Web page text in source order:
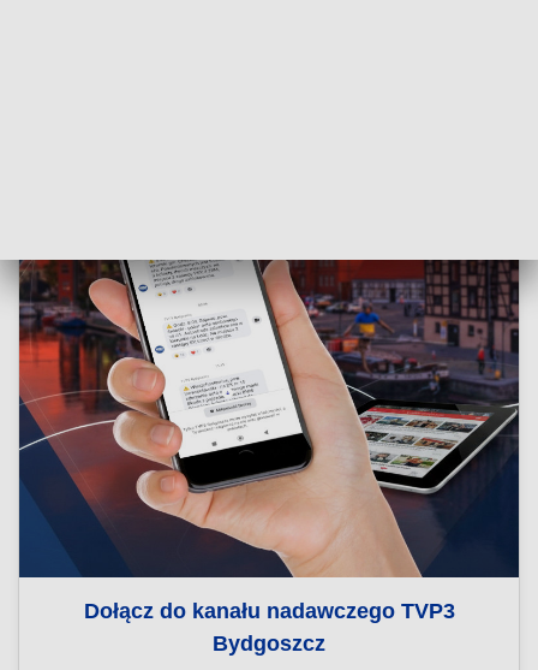
Dołącz do kanału nadawczego TVP3
Bydgoszcz